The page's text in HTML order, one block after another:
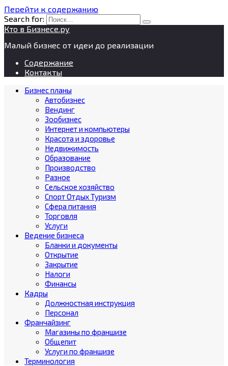
Перейти к содержанию
Search for:
Кто в Бизнесе.ру
Малый бизнес от идеи до реализации
Содержание
Контакты
Бизнес планы
Автобизнес
Вендинг
Зообизнес
Интернет и компьютеры
Красота и здоровье
Недвижимость
Образование
Производство
Разное
Сельское хозяйство
Спорт Отдых Туризм
Сфера питания
Торговля
Услуги
Ведение бизнеса
Бланки и документы
Открытие
Закрытие
Налоги
Финансы
Кадры
Должностная инструкция
Персонал
Франчайзинг
Магазины по франшизе
Общепит
Услуги по франшизе
Терминология